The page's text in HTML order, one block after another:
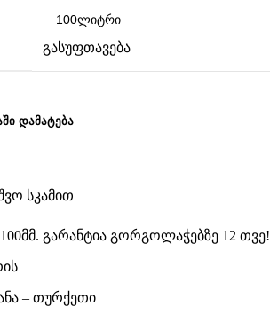
გასუფთავება
ᲓᲐᲛᲐᲢᲔᲑᲐ
სკამით
გარანტია გორგოლაჭებზე 12 თვე!
– თურქეთი